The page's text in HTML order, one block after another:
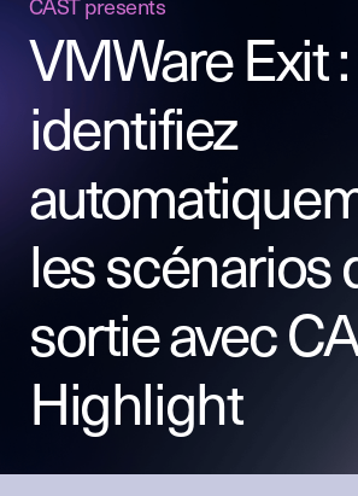
CAST presents
VMWare Exit :
identifiez
les scénarios
sortie avec
Highlight